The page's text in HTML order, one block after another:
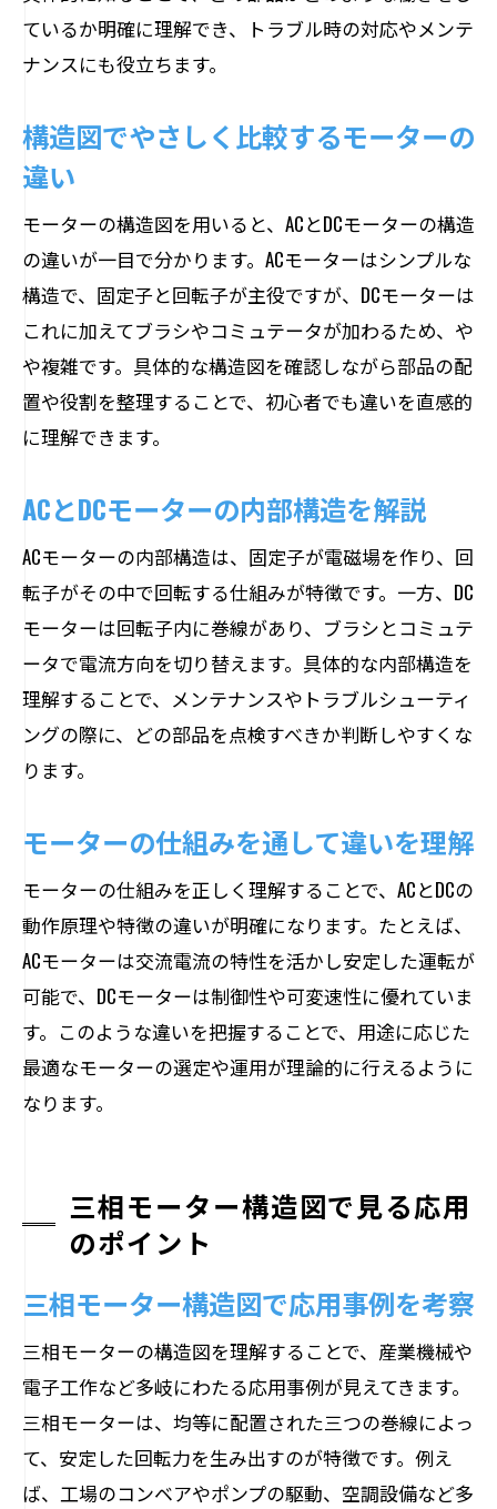
ているか明確に理解でき、トラブル時の対応やメンテ
ナンスにも役立ちます。
構造図でやさしく比較するモーターの
違い
モーターの構造図を用いると、ACとDCモーターの構造
の違いが一目で分かります。ACモーターはシンプルな
構造で、固定子と回転子が主役ですが、DCモーターは
これに加えてブラシやコミュテータが加わるため、や
や複雑です。具体的な構造図を確認しながら部品の配
置や役割を整理することで、初心者でも違いを直感的
に理解できます。
ACとDCモーターの内部構造を解説
ACモーターの内部構造は、固定子が電磁場を作り、回
転子がその中で回転する仕組みが特徴です。一方、DC
モーターは回転子内に巻線があり、ブラシとコミュテ
ータで電流方向を切り替えます。具体的な内部構造を
理解することで、メンテナンスやトラブルシューティ
ングの際に、どの部品を点検すべきか判断しやすくな
ります。
モーターの仕組みを通して違いを理解
モーターの仕組みを正しく理解することで、ACとDCの
動作原理や特徴の違いが明確になります。たとえば、
ACモーターは交流電流の特性を活かし安定した運転が
可能で、DCモーターは制御性や可変速性に優れていま
す。このような違いを把握することで、用途に応じた
最適なモーターの選定や運用が理論的に行えるように
なります。
三相モーター構造図で見る応用
のポイント
三相モーター構造図で応用事例を考察
三相モーターの構造図を理解することで、産業機械や
電子工作など多岐にわたる応用事例が見えてきます。
三相モーターは、均等に配置された三つの巻線によっ
て、安定した回転力を生み出すのが特徴です。例え
ば、工場のコンベアやポンプの駆動、空調設備など多